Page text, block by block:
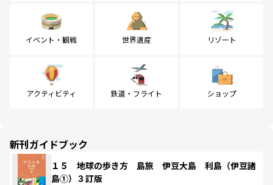
イベント・観戦 世界遺産 リゾート
アクティビティ 鉄道・フライト ショップ
新刊ガイドブック
１５ 地球の歩き方 島旅 伊豆大島 利島（伊豆諸
島①）３訂版